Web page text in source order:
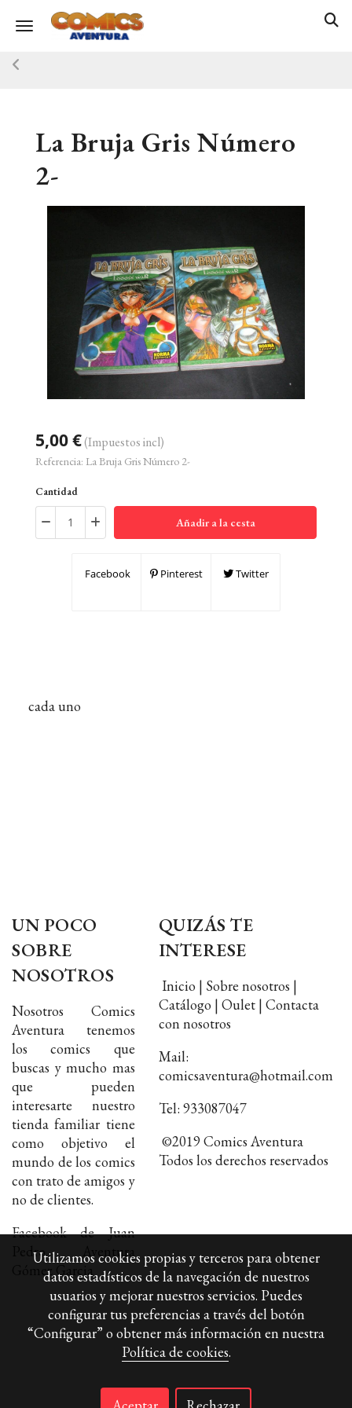
Toggle navigation
La Bruja Gris Número
2-
5,00 €(Impuestos incl)
Referencia: La Bruja Gris Número 2-
Cantidad
Añadir a la cesta
Facebook Pinterest Twitter
cada uno
UN POCO
SOBRE
NOSOTROS
Nosotros Comics
Aventura tenemos
los comics que
buscas y mucho mas
que pueden
interesarte nuestro
tienda familiar tiene
como objetivo el
mundo de los comics
con trato de amigos y
no de clientes.
Facebook de Juan
Pedro Aventura
Gómez Garcia
QUIZÁS TE
INTERESE
Inicio | Sobre nosotros |
Catálogo | Oulet | Contacta
con nosotros
Mail:
comicsaventura@hotmail.com
Tel: 933087047
©2019 Comics Aventura
Todos los derechos reservados
Utilizamos cookies propias y terceros para obtener
datos estadísticos de la navegación de nuestros
usuarios y mejorar nuestros servicios. Puedes
configurar tus preferencias a través del botón
“Configurar” o obtener más información en nuestra
Política de cookies.